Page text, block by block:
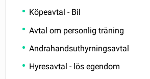
Köpeavtal - Bil
Avtal om personlig träning
Andrahandsuthyrningsavtal
Hyresavtal - lös egendom